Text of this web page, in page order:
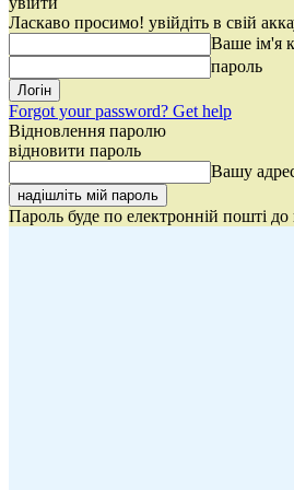
Ласкаво просимо! увійдіть в свій
Ваше ім'я
пароль
Forgot your password? Get help
Відновлення паролю
відновити пароль
Вашу
Пароль буде по електронній пошті до